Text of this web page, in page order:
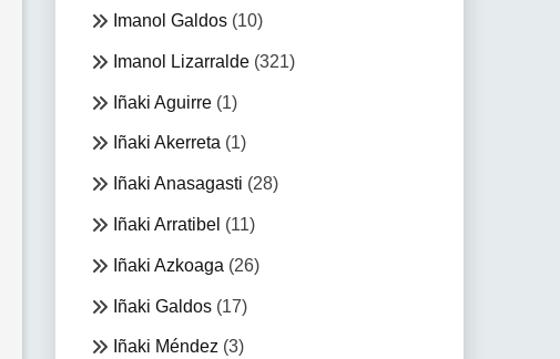
Imanol Galdos(10)
Imanol Lizarralde(321)
Iñaki Aguirre(1)
Iñaki Akerreta(1)
Iñaki Anasagasti (28)
Iñaki Arratibel (11)
Iñaki Azkoaga (26)
Iñaki Galdos(17)
Iñaki Méndez(3)